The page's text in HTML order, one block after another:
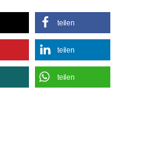
teilen
teilen
teilen